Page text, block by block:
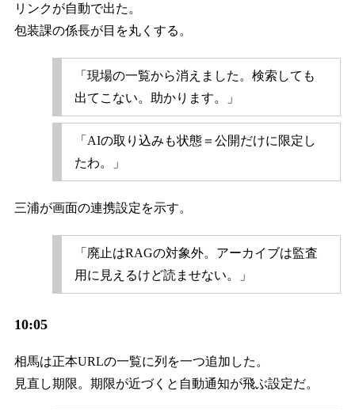
リンクが自動で出た。
包装課の係長が目を丸くする。
「現場の一覧から消えました。検索しても
出てこない。助かります。」
「AIの取り込みも状態＝公開だけに限定し
たわ。」
三浦が画面の連携設定を示す。
「廃止はRAGの対象外。アーカイブは監査
用に見えるけど読ませない。」
10:05
相馬は正本URLの一覧に列を一つ追加した。
見直し期限。期限が近づくと自動通知が飛ぶ設定だ。